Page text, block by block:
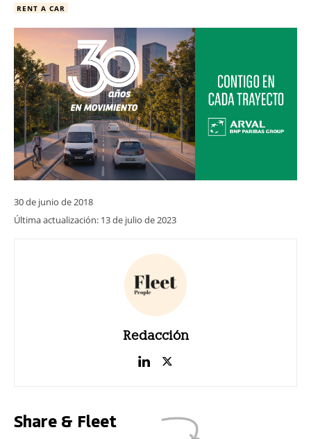
RENT A CAR
30 de junio de 2018
Última actualización: 13 de julio de 2023
Redacción
Share & Fleet